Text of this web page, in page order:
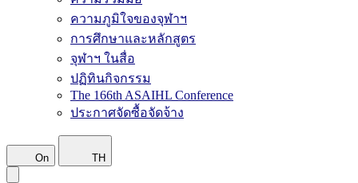
ความภูมิใจของจุฬาฯ
การศึกษาและหลักสูตร
จุฬาฯ ในสื่อ
ปฏิทินกิจกรรม
The 166th ASAIHL Conference
ประกาศจัดซื้อจัดจ้าง
On TH